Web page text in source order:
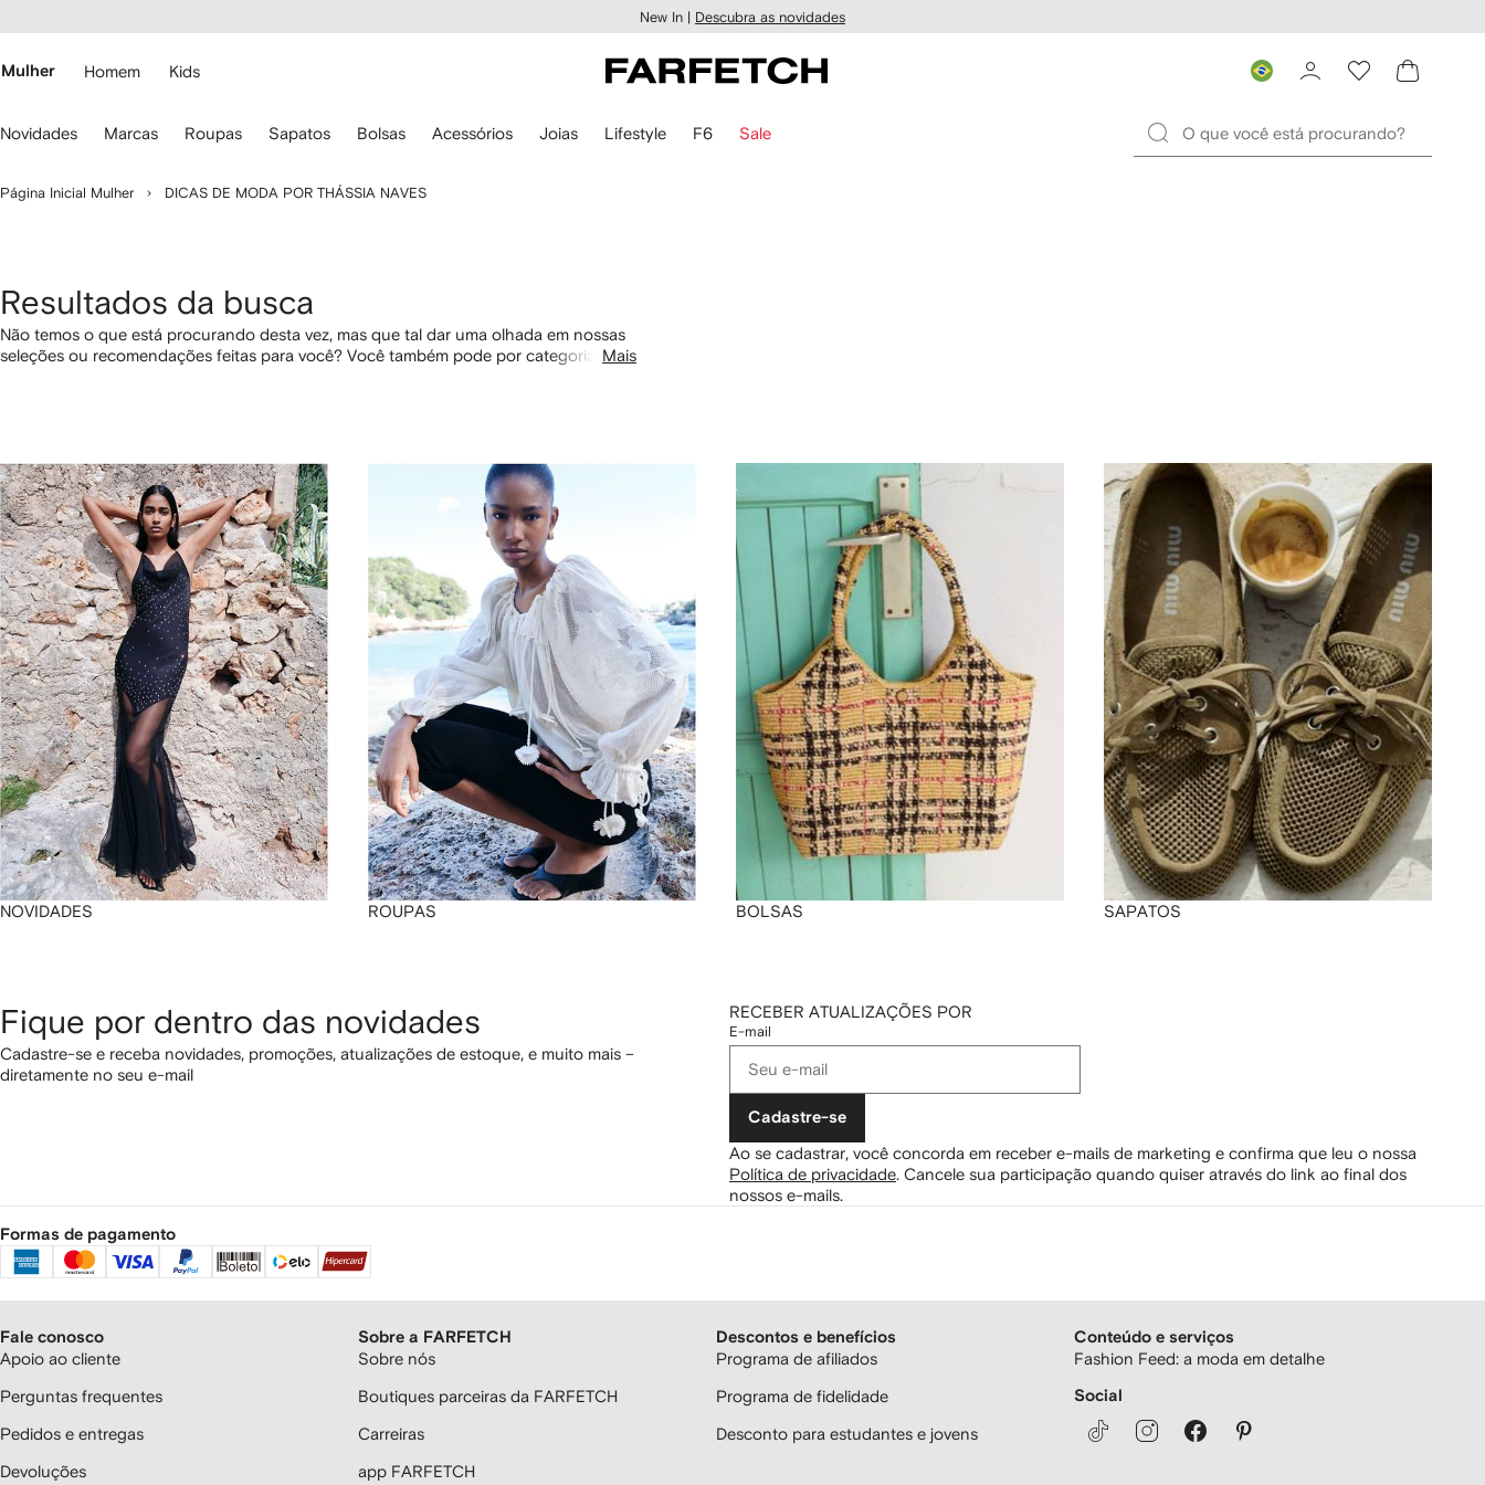
New In | Descubra as novidades
Mulher Homem Kids
Novidades Marcas Roupas Sapatos Bolsas Acessórios Joias Lifestyle F6 Sale
Página Inicial Mulher DICAS DE MODA POR THÁSSIA NAVES
Resultados da busca
Não temos o que está procurando desta vez, mas que tal dar uma olhada em nossas
seleções ou recomendações feitas para você? Você também pode por categoria com
Mais
1
de
4
NOVIDADES
2
de
4
ROUPAS
3
de
4
BOLSAS
4
de
4
SAPATOS
Fique por dentro das novidades
Cadastre-se e receba novidades, promoções, atualizações de estoque, e muito mais –
diretamente no seu e-mail
RECEBER ATUALIZAÇÕES POR
E-mail
Cadastre-se
Ao se cadastrar, você concorda em receber e-mails de marketing e confirma que leu o nossa
Política de privacidade Cancele sua participação quando quiser através do link ao final dos
nossos e-mails.
Formas de pagamento
Fale conosco
Apoio ao cliente
Perguntas frequentes
Pedidos e entregas
Devoluções
Sobre a FARFETCH
Sobre nós
Boutiques parceiras da FARFETCH
Carreiras
app FARFETCH
Descontos e benefícios
Programa de afiliados
Programa de fidelidade
Desconto para estudantes e jovens
Conteúdo e serviços
Fashion Feed: a moda em detalhe
Social